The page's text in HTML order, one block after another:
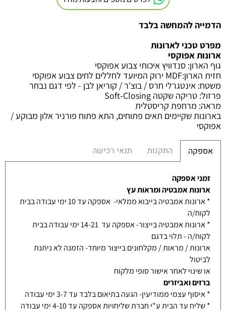
הדמייה להמחשה בלבד
מפרט טכני לארונות
ארונות אפוקסי
גוף הארון: סנדוויץ איכותי צבוע אפוקסי
חזית הארון:MDF
ירוק המיועד לחללים לחים צבוע אפוקסי
משטח: אינטגרלי חרס / בוצ'ר / קוריאן לבן - לפי דגם נבחר
פרזול: טריקה שקטה Soft-Closing
מראה: מרחפת קריסטלית
בארונות שקיימים תאים פתוחים, התא פתוח פורניר אלון מבוקע /
אפוקסי
אספקה התקנות תנאי רכישה
זמני אספקה
ארונות אמבטיה ומראות עץ
* ארונות אמבטיה בייבוא ממלאי- אספקה עד 10 ימי עבודה בבית
לקוח/ה
* ארונות אמבטיה בייצור- אספקה עד 14-21 ימי עבודה בבית
לקוח/ה - תלוי בדגם
ארונות / מראות / מקלחונים בייצור מיוחד- הזמנה לא ניתנת
לביטול
או שינוי לאחר אישור סופי מלקוח
ברזים ואביזרים
* איסוף עצמי ממודיעין- הגעה בתיאום בלבד עד 3-7 ימי עבודה
* שליח עד הבית ע"י חברת שליחויות אספקה עד 4-10 ימי עבודה